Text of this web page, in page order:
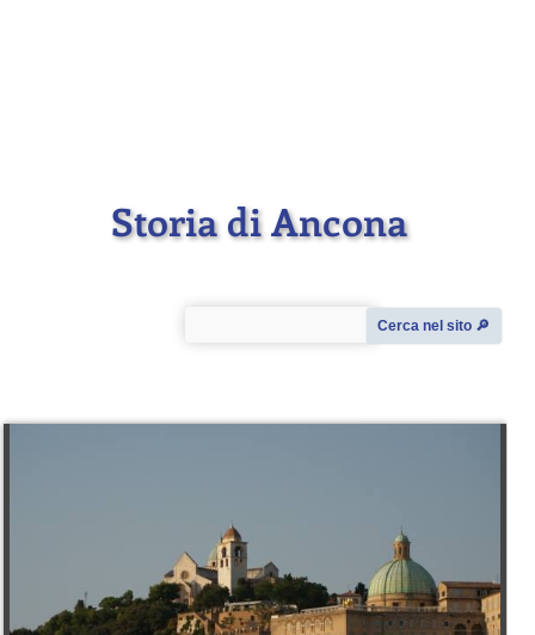
Storia di Ancona
Cerca nel sito 🔎︎